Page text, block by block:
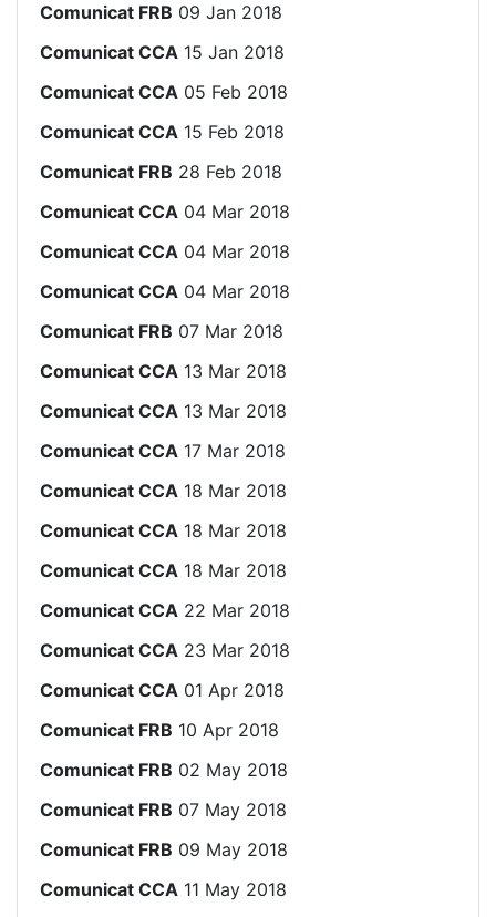
Comunicat FRB 09 Jan 2018
Comunicat CCA 15 Jan 2018
Comunicat CCA 05 Feb 2018
Comunicat CCA 15 Feb 2018
Comunicat FRB 28 Feb 2018
Comunicat CCA 04 Mar 2018
Comunicat CCA 04 Mar 2018
Comunicat CCA 04 Mar 2018
Comunicat FRB 07 Mar 2018
Comunicat CCA 13 Mar 2018
Comunicat CCA 13 Mar 2018
Comunicat CCA 17 Mar 2018
Comunicat CCA 18 Mar 2018
Comunicat CCA 18 Mar 2018
Comunicat CCA 18 Mar 2018
Comunicat CCA 22 Mar 2018
Comunicat CCA 23 Mar 2018
Comunicat CCA 01 Apr 2018
Comunicat FRB 10 Apr 2018
Comunicat FRB 02 May 2018
Comunicat FRB 07 May 2018
Comunicat FRB 09 May 2018
Comunicat CCA 11 May 2018